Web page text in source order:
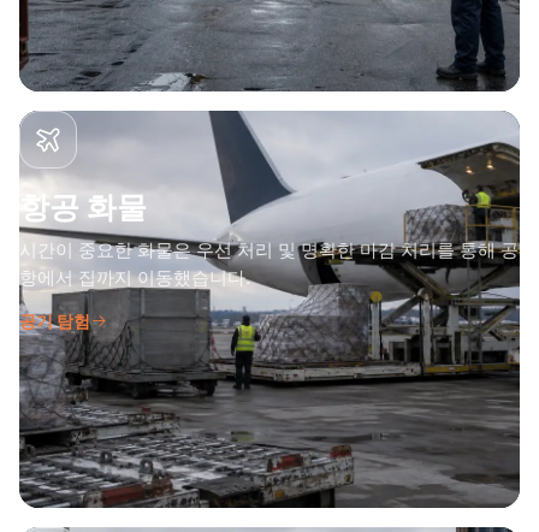
항공 화물
시간이 중요한 화물은 우선 처리 및 명확한 마감 처리를 통해 공
항에서 집까지 이동했습니다.
공기 탐험